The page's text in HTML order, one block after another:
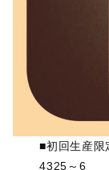
■初回生産
4325～6